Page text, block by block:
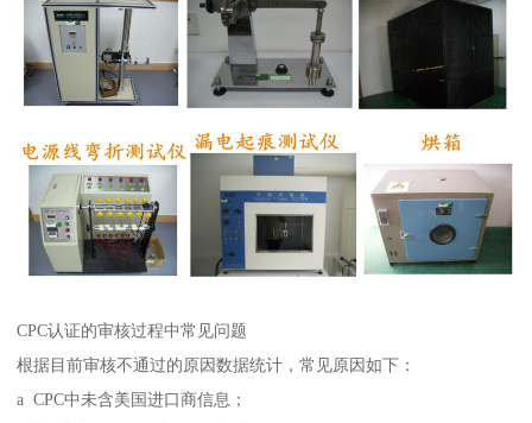
CPC认证的审核过程中常见问题
根据目前审核不通过的原因数据统计，常见原因如下：
a CPC中未含美国进口商信息；